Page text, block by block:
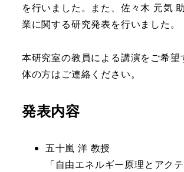
を行いました。また、佐々木 元気
業に関する研究発表を行いました。
本研究室の教員による講演をご希望
体の方はご連絡ください。
発表内容
五十嵐 洋 教授
「自由エネルギー原理とアク